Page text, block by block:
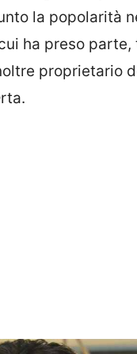
la popolarità
ha preso parte,
proprietario